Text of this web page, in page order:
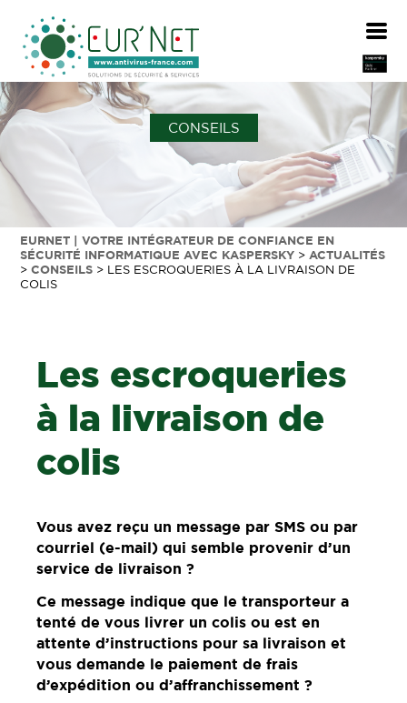
CONSEILS
EURNET | VOTRE INTÉGRATEUR DE CONFIANCE EN
SÉCURITÉ INFORMATIQUE AVEC KASPERSKY >ACTUALITÉS
>CONSEILS > LES ESCROQUERIES À LA LIVRAISON DE
COLIS
Les escroqueries
à la livraison de
colis
Vous avez reçu un message par SMS ou par
courriel (e-mail) qui semble provenir d’un
service de livraison ?
Ce message indique que le transporteur a
tenté de vous livrer un colis ou est en
attente d’instructions pour sa livraison et
vous demande le paiement de frais
d’expédition ou d’affranchissement ?